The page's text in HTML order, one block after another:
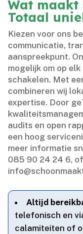
Wat
Totaal
Kiezen voor ons
communicatie,
aanspreekpunt.​
mogelijk om op
schakelen.​ Met
combineren wij
expertise.​ Door
audits en open
een hoog
meer informatie
085 90 24 24 6,
Altijd
telefonisch en
calamiteiten of